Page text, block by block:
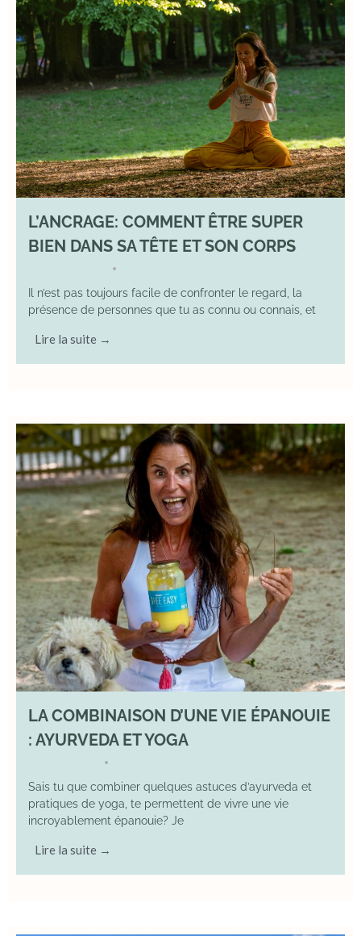
L’ANCRAGE: COMMENT ÊTRE SUPER
BIEN DANS SA TÊTE ET SON CORPS
•
Il n’est pas toujours facile de confronter le regard, la
présence de personnes que tu as connu ou connais, et
Lire la suite →
LA COMBINAISON D’UNE VIE ÉPANOUIE
: AYURVEDA ET YOGA
•
Sais tu que combiner quelques astuces d’ayurveda et
pratiques de yoga, te permettent de vivre une vie
incroyablement épanouie? Je
Lire la suite →